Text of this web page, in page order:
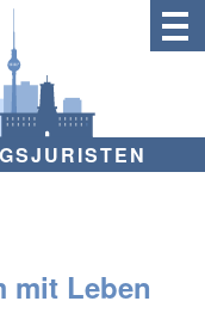
mit Leben